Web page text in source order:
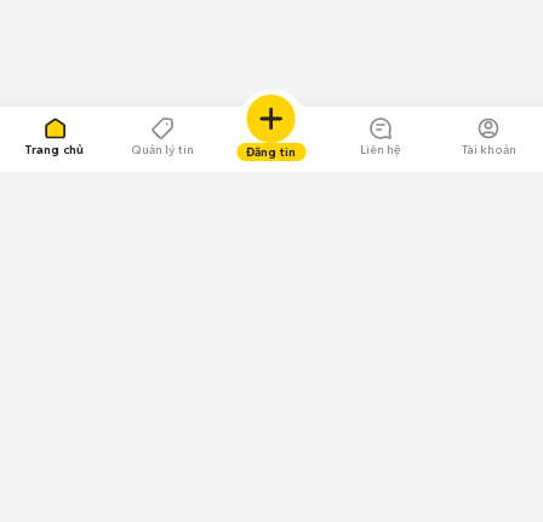
Trang chủ Quản lý tin Đăng tin Liên hệ Tài khoản